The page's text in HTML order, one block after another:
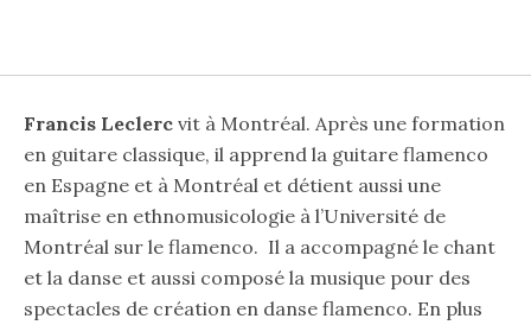
Francis Leclerc vit à Montréal. Après une formation
en guitare classique, il apprend la guitare flamenco
en Espagne et à Montréal et détient aussi une
maîtrise en ethnomusicologie à l’Université de
Montréal sur le flamenco. Il a accompagné le chant
et la danse et aussi composé la musique pour des
spectacles de création en danse flamenco. En plus